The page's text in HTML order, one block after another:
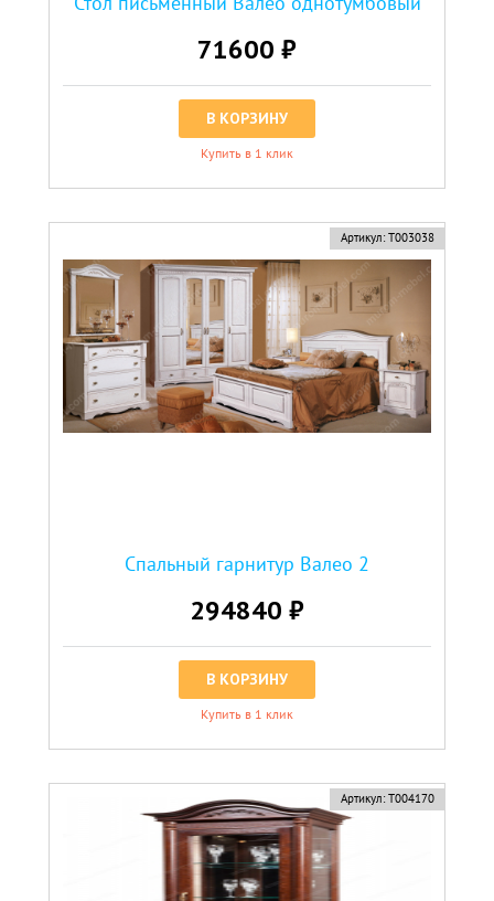
71600 ₽
В КОРЗИНУ
Купить в 1 клик
Артикул: Т003038
Спальный гарнитур Валео 2
294840 ₽
В КОРЗИНУ
Купить в 1 клик
Артикул: Т004170